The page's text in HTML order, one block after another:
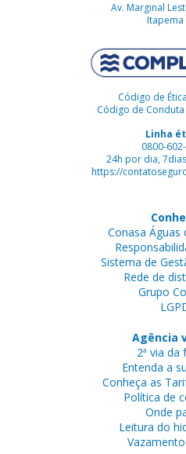
Av. Marginal
Itapema
Código de
Código de
Linha
0800-
24h por dia,
https://
Conasa Águas
Sistema de
Rede de
Grupo
Agência
2ª via da
Entenda a
Conheça as
Política de
Onde
Leitura do